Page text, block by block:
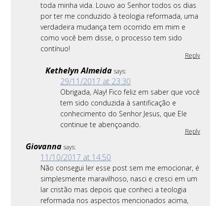
toda minha vida. Louvo ao Senhor todos os dias
por ter me conduzido à teologia reformada, uma
verdadeira mudança tem ocorrido em mim e
como você bem disse, o processo tem sido
contínuo!
Reply
Kethelyn Almeida says:
29/11/2017 at 23:30
Obrigada, Alay! Fico feliz em saber que você
tem sido conduzida à santificação e
conhecimento do Senhor Jesus, que Ele
continue te abençoando.
Reply
Giovanna says:
11/10/2017 at 14:50
Não consegui ler esse post sem me emocionar, é
simplesmente maravilhoso, nasci e cresci em um
lar cristão mas depois que conheci a teologia
reformada nos aspectos mencionados acima,